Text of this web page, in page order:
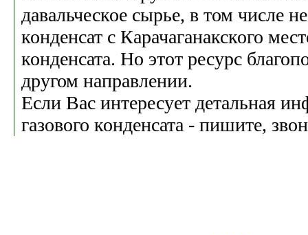
давальческое сырье, в том числе
конденсат с Карачаганакского
конденсата. Но этот ресурс
другом направлении.
Если Вас интересует детальная
газового конденсата - пишите,